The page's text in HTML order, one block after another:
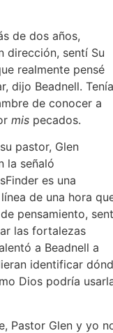
de dos años,
dirección, sentí Su
realmente pensé
dijo Beadnell. Tenía
de conocer a
mis pecados.
pastor, Glen
la señaló
es una
de una hora
pensamiento,
las fortalezas
a Beadnell a
identificar
Dios podría
Pastor Glen y yo